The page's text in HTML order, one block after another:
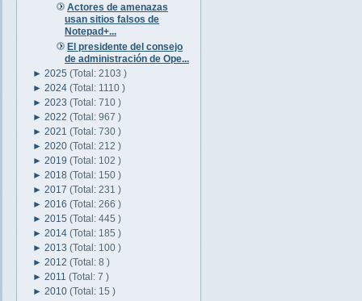
Actores de amenazas
usan sitios falsos de
Notepad+...
El presidente del consejo
de administración de Ope...
► 2025 (Total: 2103 )
► 2024 (Total: 1110 )
► 2023 (Total: 710 )
► 2022 (Total: 967 )
► 2021 (Total: 730 )
► 2020 (Total: 212 )
► 2019 (Total: 102 )
► 2018 (Total: 150 )
► 2017 (Total: 231 )
► 2016 (Total: 266 )
► 2015 (Total: 445 )
► 2014 (Total: 185 )
► 2013 (Total: 100 )
► 2012 (Total: 8 )
► 2011 (Total: 7 )
► 2010 (Total: 15 )